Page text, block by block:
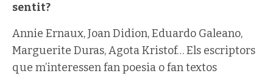
sentit?
Annie Ernaux, Joan Didion, Eduardo Galeano,
Marguerite Duras, Agota Kristof… Els escriptors
que m’interessen fan poesia o fan textos